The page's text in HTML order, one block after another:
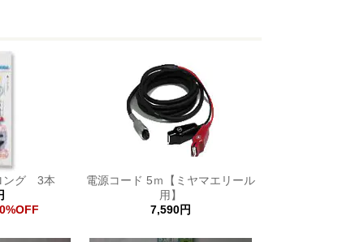
ング 3本
電源コード 5ｍ【ミヤマエリール
用】
7,590円